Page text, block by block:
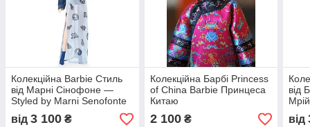
Колекційна Barbie Стиль
від Марні Сінофоне —
Styled by Marni Senofonte
Aqua Mini
від 3 100 ₴
Колекційна Барбі Princess
of China Barbie Принцеса
Китаю
2 100₴
від
від